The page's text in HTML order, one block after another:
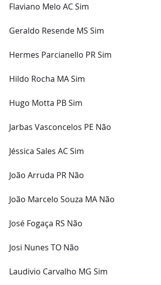
Flaviano Melo AC Sim
Geraldo Resende MS Sim
Hermes Parcianello PR Sim
Hildo Rocha MA Sim
Hugo Motta PB Sim
Jarbas Vasconcelos PE Não
Jéssica Sales AC Sim
João Arruda PR Não
João Marcelo Souza MA Não
José Fogaça RS Não
Josi Nunes TO Não
Laudivio Carvalho MG Sim